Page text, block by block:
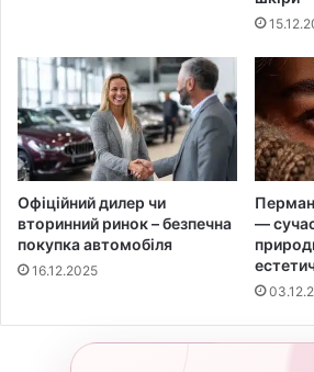
Офіційний дилер чи
вторинний ринок – безпечна
покупка автомобіля
16.12.2025
—